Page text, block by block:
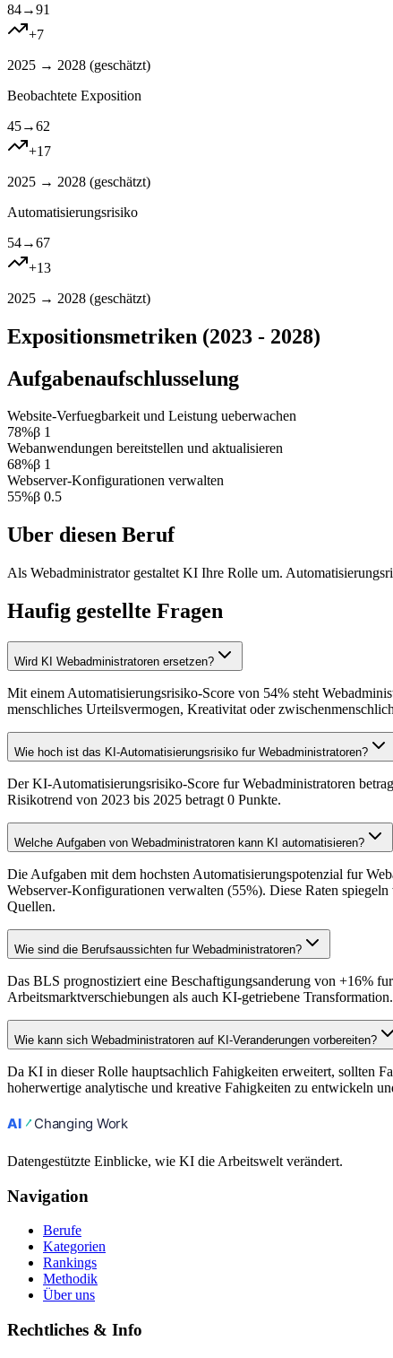
84→91
+7
2025 → 2028 (geschätzt)
Beobachtete Exposition
45→62
+17
2025 → 2028 (geschätzt)
Automatisierungsrisiko
54→67
+13
2025 → 2028 (geschätzt)
Expositionsmetriken (2023 - 2028)
Aufgabenaufschlusselung
Website-Verfuegbarkeit und Leistung ueberwachen
78%β 1
Webanwendungen bereitstellen und aktualisieren
68%β 1
Webserver-Konfigurationen verwalten
55%β 0.5
Uber diesen Beruf
Als Webadministrator gestaltet KI Ihre Rolle um.
Haufig gestellte Fragen
Wird KI Webadministratoren ersetzen?
Mit einem Automatisierungsrisiko-Score von 54% steht
menschliches Urteilsvermogen, Kreativitat oder
Wie hoch ist das KI-Automatisierungsrisiko fur Webadministratoren?
Der KI-Automatisierungsrisiko-Score fur Webadministratoren
Risikotrend von 2023 bis 2025 betragt 0 Punkte.
Welche Aufgaben von Webadministratoren kann KI automatisieren?
Die Aufgaben mit dem hochsten Automatisierungspotenzial fur
Webserver-Konfigurationen verwalten (55%). Diese Raten
Quellen.
Wie sind die Berufsaussichten fur Webadministratoren?
Das BLS prognostiziert eine Beschaftigungsanderung von +16%
Arbeitsmarktverschiebungen als auch KI-getriebene
Wie kann sich Webadministratoren auf KI-Veranderungen vorbereiten?
Da KI in dieser Rolle hauptsachlich Fahigkeiten erweitert, sollten
hoherwertige analytische und kreative Fahigkeiten zu entwickeln
Datengestützte Einblicke, wie KI die Arbeitswelt verändert.
Navigation
Berufe
Kategorien
Rankings
Methodik
Über uns
Rechtliches & Info